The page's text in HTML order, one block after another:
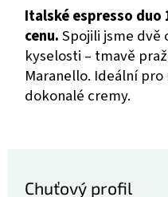
Italské espresso duo
cenu.Spojili jsme dvě
kyselosti – tmavě
Maranello. Ideální
dokonalé cremy.
Chuťový profil